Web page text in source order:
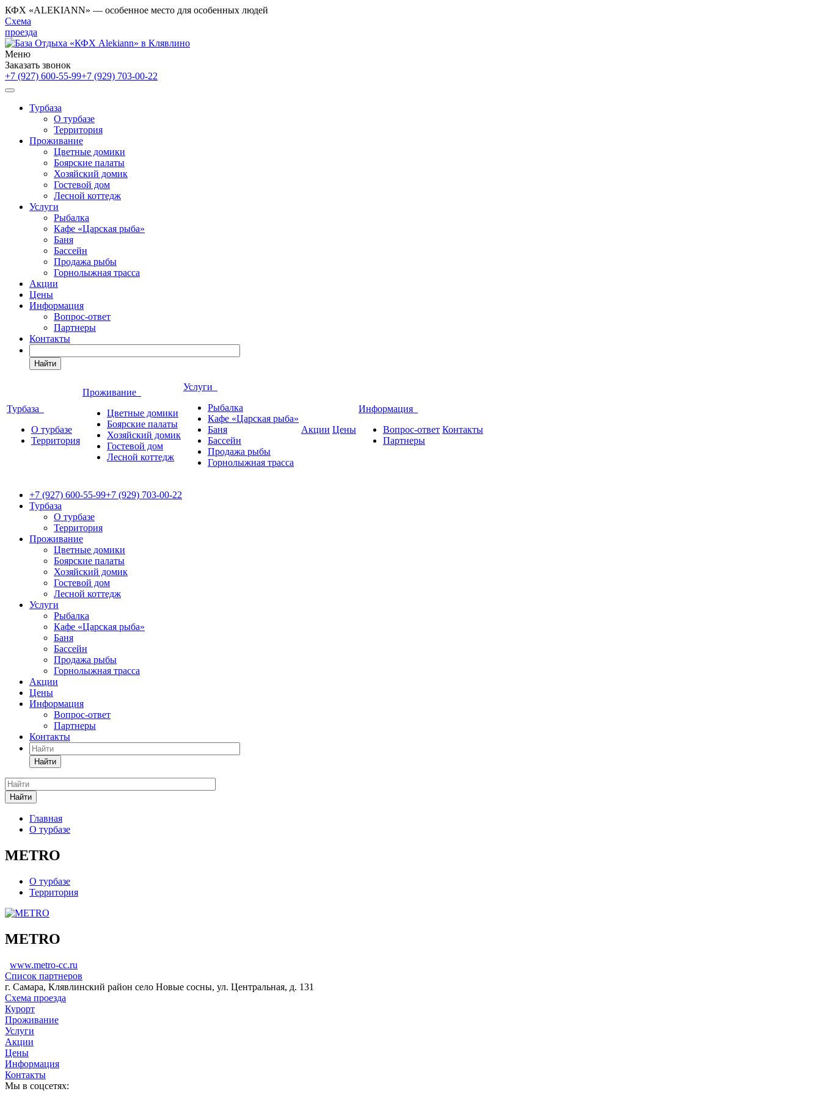
КФХ «ALEKIANN» — особенное место для особенных людей
Схема
проезда
Меню
Заказать звонок
+7 (927) 600-55-99+7 (929) 703-00-22
Турбаза
О турбазе
Территория
Проживание
Цветные домики
Боярские палаты
Хозяйский домик
Гостевой дом
Лесной коттедж
Услуги
Рыбалка
Кафе «Царская рыба»
Баня
Бассейн
Продажа рыбы
Горнолыжная трасса
Акции
Цены
Информация
Вопрос-ответ
Партнеры
Контакты
Найти
Турбаза
О турбазе
Территория
Проживание
Цветные домики
Боярские палаты
Хозяйский домик
Гостевой дом
Лесной коттедж
Услуги
Рыбалка
Кафе «Царская рыба»
Баня
Бассейн
Продажа рыбы
Горнолыжная трасса
Акции Цены
Информация
Вопрос-ответ
Партнеры
Контакты
+7 (927) 600-55-99+7 (929) 703-00-22
Турбаза
О турбазе
Территория
Проживание
Цветные домики
Боярские палаты
Хозяйский домик
Гостевой дом
Лесной коттедж
Услуги
Рыбалка
Кафе «Царская рыба»
Баня
Бассейн
Продажа рыбы
Горнолыжная трасса
Акции
Цены
Информация
Вопрос-ответ
Партнеры
Контакты
Найти
Найти
Главная
О турбазе
METRO
О турбазе
Территория
METRO
www.metro-cc.ru
Список партнеров
г. Самара, Клявлинский район село Новые сосны, ул. Центральная, д. 131
Схема проезда
Курорт
Проживание
Услуги
Акции
Цены
Информация
Контакты
Мы в соцсетях: